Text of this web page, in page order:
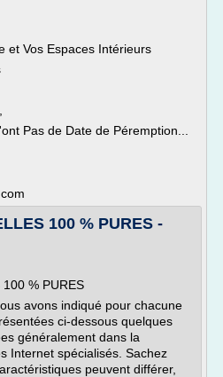
et Vos Espaces Intérieurs
Pas de Date de Péremption...
100 % PURES -
100 % PURES
avons indiqué pour chacune
ci-dessous quelques
généralement dans la
Internet spécialisés. Sachez
peuvent différer,